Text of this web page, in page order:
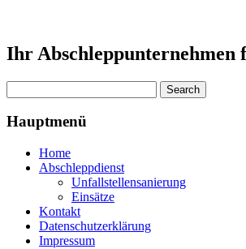
Ihr Abschleppunternehmen
Hauptmenü
Home
Abschleppdienst
Unfallstellensanierung
Einsätze
Kontakt
Datenschutzerklärung
Impressum